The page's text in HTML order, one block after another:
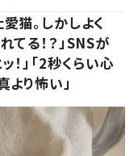
猫。しかしよく
る！？」SNSが
！」「2秒くらい心
より怖い」